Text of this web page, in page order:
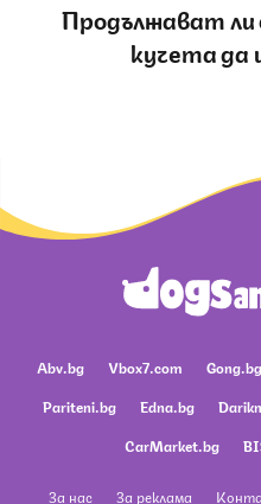
Продължават
кучета да
Abv.bg Vbox7.com Gong.bg
Pariteni.bg
Edna.bg
CarMarket.bg
За нас За реклама